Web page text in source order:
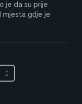
je da su prije
mjesta gdje je